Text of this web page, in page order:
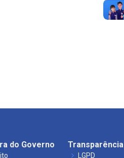
do Governo Transparência
LGPD